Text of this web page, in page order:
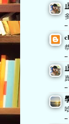
--
--
--
--